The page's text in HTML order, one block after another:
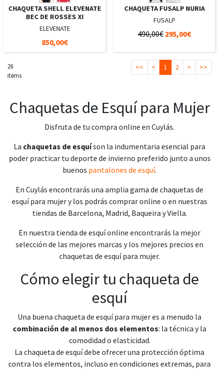
CHAQUETA SHELL ELEVENATE
BEC DE ROSSES XI
ELEVENATE
850,00€
CHAQUETA FUSALP NURIA
FUSALP
490,00€ 295,00€
26
items
<< < 1 2 > >>
Chaquetas de Esquí para Mujer
Disfruta de tu compra online en Cuylás.
La chaquetas de esquíson la indumentaria esencial para
poder practicar tu deporte de invierno preferido junto a unos
buenos pantalones de esquí.
En Cuylás encontrarás una amplia gama de chaquetas de
esquí para mujer y los podrás comprar online o en nuestras
tiendas de Barcelona, Madrid, Baqueira y Viella.
En nuestra tienda de esquí online encontrarás la mejor
selección de las mejores marcas y los mejores precios en
chaquetas de esquí para mujer.
Cómo elegir tu chaqueta de
esquí
Una buena chaqueta de esquí para mujer es a menudo la
combinación de al menos dos elementos: la técnica y la
comodidad o elasticidad.
La chaqueta de esquí debe ofrecer una protección óptima
contra los elementos, incluso en condiciones extremas, para